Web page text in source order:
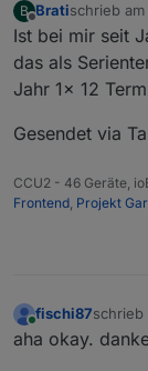
B
Offline
Bratischrieb am
zuletzt
Ist bei mir seit
das als
Jahr 1x 12
Gesendet via
CCU2 - 46 Geräte,
Frontend Projekt
Online
fischi87schrieb
zuletzt
aha okay.